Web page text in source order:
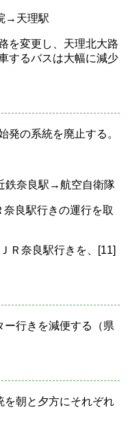
→天理駅
を変更し、天理北大路
するバスは大幅に減少
発の系統を廃止する。
鉄奈良駅→航空自衛隊
良駅行きの運行を取
Ｒ奈良駅行きを、[11]
ー行きを減便する（県
を朝と夕方にそれぞれ